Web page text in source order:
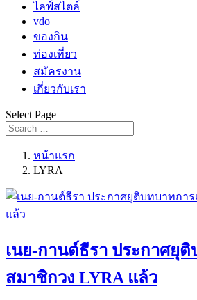
ไลฟ์สไตล์
vdo
ของกิน
ท่องเที่ยว
สมัครงาน
เกี่ยวกับเรา
Select Page
หน้าแรก
LYRA
เนย-กานต์ธีรา ประกาศยุ
สมาชิกวง LYRA แล้ว